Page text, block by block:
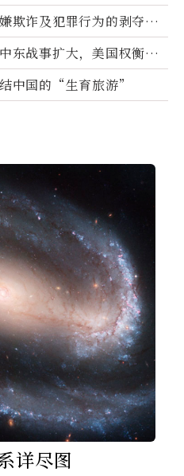
欺诈及犯罪行为的剥夺公
东战事扩大，美国权衡地
中国的“生育旅游”
详尽图